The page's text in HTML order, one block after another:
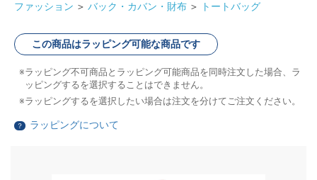
ファッション ＞ バック・カバン・財布 ＞ トートバッグ
この商品はラッピング可能な商品です
ラッピング不可商品とラッピング可能商品を同時注文した場合、ラ
ッピングするを選択することはできません。
ラッピングするを選択したい場合は注文を分けてご注文ください。
？ ラッピングについて